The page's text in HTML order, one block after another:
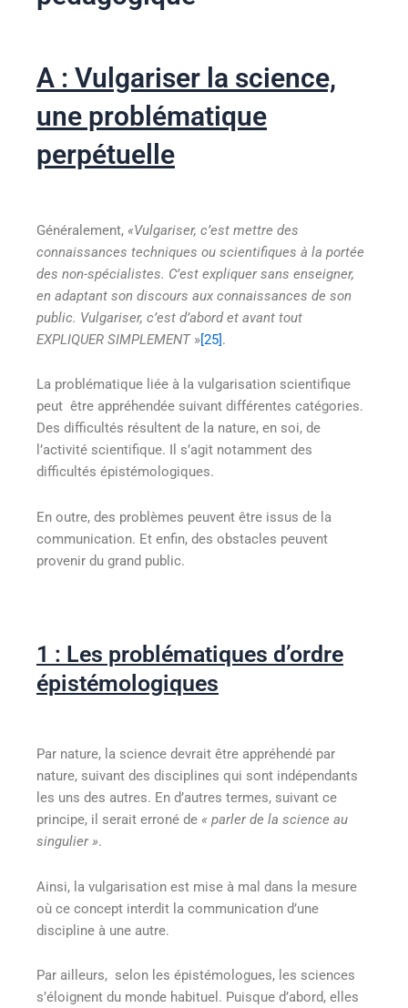
A : Vulgariser la science,
une problématique
perpétuelle
Généralement, «Vulgariser, c’est mettre des
connaissances techniques ou scientifiques à la portée
des non-spécialistes. C’est expliquer sans enseigner,
en adaptant son discours aux connaissances de son
public. Vulgariser, c’est d’abord et avant tout
EXPLIQUER SIMPLEMENT»[25].
La problématique liée à la vulgarisation scientifique
peut être appréhendée suivant différentes catégories.
Des difficultés résultent de la nature, en soi, de
l’activité scientifique. Il s’agit notamment des
difficultés épistémologiques.
En outre, des problèmes peuvent être issus de la
communication. Et enfin, des obstacles peuvent
provenir du grand public.
1 : Les problématiques d’ordre
épistémologiques
Par nature, la science devrait être appréhendé par
nature, suivant des disciplines qui sont indépendants
les uns des autres. En d’autres termes, suivant ce
principe, il serait erroné de « parler de la science au
singulier ».
Ainsi, la vulgarisation est mise à mal dans la mesure
où ce concept interdit la communication d’une
discipline à une autre.
Par ailleurs, selon les épistémologues, les sciences
s’éloignent du monde habituel. Puisque d’abord, elles